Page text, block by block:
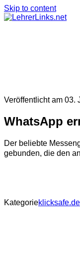
Skip to content
Veröffentlicht am 03.
WhatsApp
Der beliebte
gebunden, die den
Kategorieklicksafe.de